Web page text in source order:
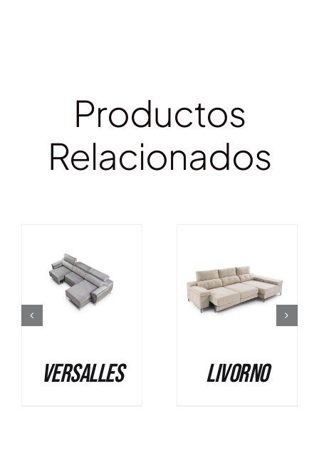
Productos
Relacionados
Versalles
DETALLES
Livorno
DETALLES